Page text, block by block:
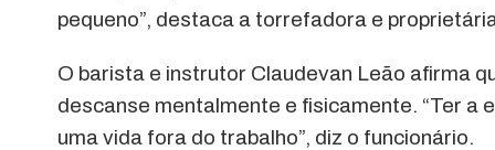
pequeno”, destaca a torrefadora e
O barista e instrutor Claudevan Leão afirma
descanse mentalmente e fisicamente. “Ter a
uma vida fora do trabalho”, diz o funcionário.